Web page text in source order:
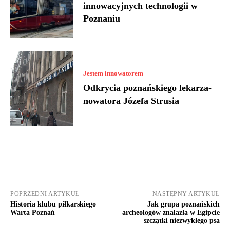
innowacyjnych technologii w
Poznaniu
Jestem innowatorem
Odkrycia poznańskiego lekarza-
nowatora Józefa Strusia
POPRZEDNI ARTYKUŁ
Historia klubu piłkarskiego
Warta Poznań
NASTĘPNY ARTYKUŁ
Jak grupa poznańskich
archeologów znalazła w Egipcie
szczątki niezwykłego psa